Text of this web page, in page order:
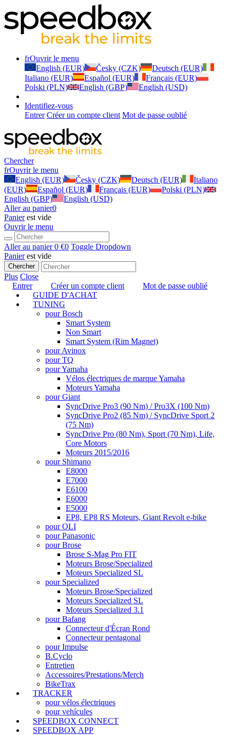
frOuvrir le menu
English (EUR)
Česky (CZK)
Deutsch (EUR)
Italiano (EUR)
Español (EUR)
Français (EUR)
Polski (PLN)
English (GBP) English (USD)
Identifiez-vous
Entrer Créer un compte client Mot de passe oublié
Chercher
frOuvrir le menu
English (EUR)
Česky (CZK) Deutsch (EUR)
Italiano
(EUR)
Español (EUR) Français (EUR)
Polski (PLN)
English (GBP)
English (USD)
Aller au panier0
Panierest vide
Ouvrir le menu
Aller au panier0 €0 Toggle Dropdown
Panierest vide
Chercher
Plus Close
Entrer
Créer un compte client
Mot de passe oublié
GUIDE D'ACHAT
TUNING
pour Bosch
Smart System
Non Smart
Smart System (Rim Magnet)
pour Avinox
pour TQ
pour Yamaha
Vélos électriques de marque Yamaha
Moteurs Yamaha
pour Giant
SyncDrive Pro3 (90 Nm) / Pro3X (100 Nm)
SyncDrive Pro2 (85 Nm) / SyncDrive Sport 2
(75 Nm)
SyncDrive Pro (80 Nm), Sport (70 Nm), Life,
Core Motors
Moteurs 2015/2016
pour Shimano
E8000
E7000
E6100
E6000
E5000
EP8, EP8 RS Moteurs, Giant Revolt e-bike
pour OLI
pour Panasonic
pour Brose
Brose S-Mag Pro FIT
Moteurs Brose/Specialized
Moteurs Specialized SL
pour Specialized
Moteurs Brose/Specialized
Moteurs Specialized SL
Moteurs Specialized 3.1
pour Bafang
Connecteur d'Écran Rond
Connecteur pentagonal
pour Impulse
B.Cyclo
Entretien
Accessoires/Prestations/Merch
BikeTrax
TRACKER
pour vélos électriques
pour vehícules
SPEEDBOX CONNECT
SPEEDBOX APP